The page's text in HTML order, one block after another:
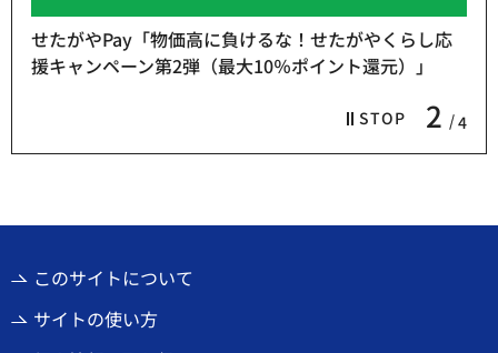
STOP 3 4
応
熱中症予防「お休み処」をご利用ください
このサイトについて
サイトの使い方